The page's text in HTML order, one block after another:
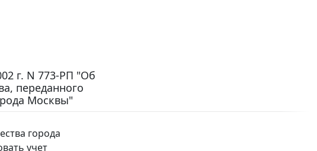
г. N 773-РП "Об
переданного
Москвы"
города
учет